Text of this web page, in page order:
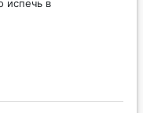
испечь в